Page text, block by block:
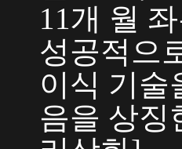
11개 월
성공적으
이식 기술
음을 상징